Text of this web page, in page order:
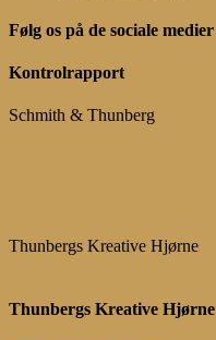
Følg os på de sociale medier
Kontrolrapport
Schmith & Thunberg
Thunbergs Kreative Hjørne
Thunbergs Kreative Hjørne